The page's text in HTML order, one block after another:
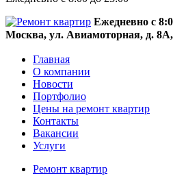
Ежедневно с
Москва, ул. Авиамоторная, д. 8А,
Главная
О компании
Новости
Портфолио
Цены на ремонт квартир
Контакты
Вакансии
Услуги
Ремонт квартир